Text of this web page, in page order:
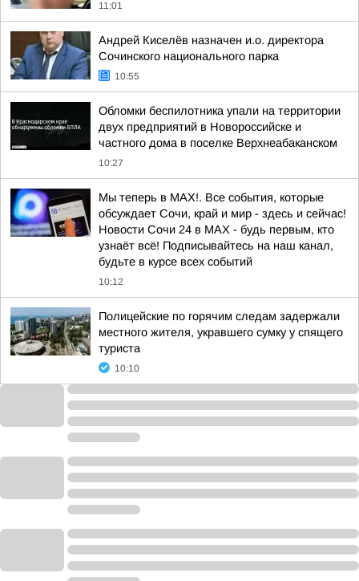
11:01
Андрей Киселёв назначен и.о. директора
Сочинского национального парка
10:55
Обломки беспилотника упали на территории
двух предприятий в Новороссийске и
частного дома в поселке Верхнеабаканском
10:27
Мы теперь в MAX!. Все события, которые
обсуждает Сочи, край и мир - здесь и сейчас!
Новости Сочи 24 в MAX - будь первым, кто
узнаёт всё! Подписывайтесь на наш канал,
будьте в курсе всех событий
10:12
Полицейские по горячим следам задержали
местного жителя, укравшего сумку у спящего
туриста
10:10